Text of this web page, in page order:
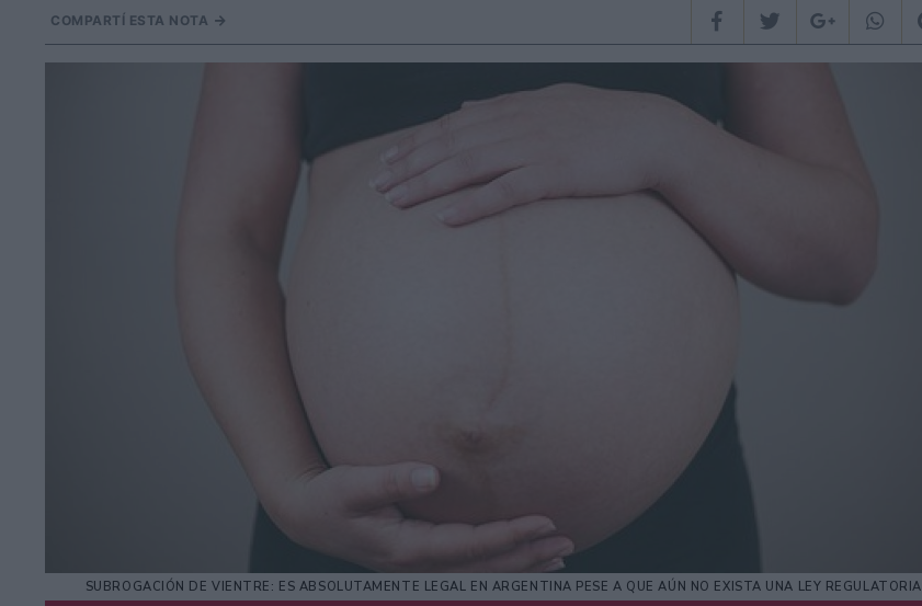
COMPARTÍ ESTA NOTA
SUBROGACIÓN DE VIENTRE: ES ABSOLUTAMENTE LEGAL EN ARGENTINA PESE A QUE AÚN NO EXISTA UNA LEY REGULATORIA